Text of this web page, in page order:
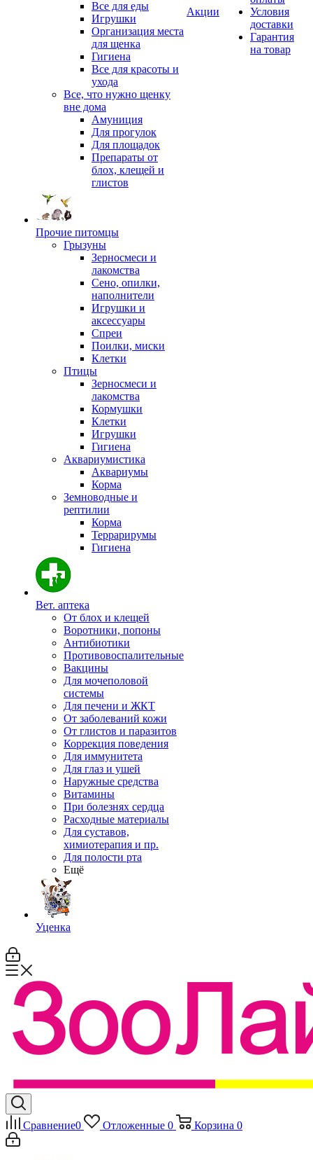
Все для еды
Игрушки
Организация места
для щенка
Гигиена
Все для красоты и
ухода
Все, что нужно щенку
вне дома
Амуниция
Для прогулок
Для площадок
Препараты от
блох, клещей и
глистов
Прочие питомцы
Грызуны
Зерносмеси и
лакомства
Сено, опилки,
наполнители
Игрушки и
аксессуары
Спреи
Поилки, миски
Клетки
Птицы
Зерносмеси и
лакомства
Кормушки
Клетки
Игрушки
Гигиена
Аквариумистика
Аквариумы
Корма
Земноводные и
рептилии
Корма
Террарирумы
Гигиена
Вет. аптека
От блох и клещей
Воротники, попоны
Антибиотики
Противовоспалительные
Вакцины
Для мочеполовой
системы
Для печени и ЖКТ
От заболеваний кожи
От глистов и паразитов
Коррекция поведения
Для иммунитета
Для глаз и ушей
Наружные средства
Витамины
При болезнях сердца
Расходные материалы
Для суставов,
химиотерапия и пр.
Для полости рта
Ещё
Уценка
Акции
Условия
доставки
Гарантия
на товар
Сравнение0 Отложенные 0 Корзина 0